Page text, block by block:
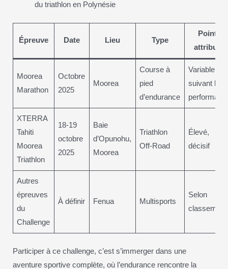
du triathlon en Polynésie
Épreuve Date Lieu Type
Points
attribués
Moorea
Marathon
Octobre
2025
Moorea
Course à
pied
d’endurance
Variable
suivant la
XTERRA
Tahiti
Moorea
Triathlon
18-19
octobre
2025
Baie
d’Opunohu,
Moorea
Triathlon
Off-Road
Élevé,
décisif
Autres
épreuves
du
Challenge
À définir Fenua Multisports
Selon
classement
Participer à ce challenge, c’est s’immerger dans une
aventure sportive complète, où l’endurance rencontre la